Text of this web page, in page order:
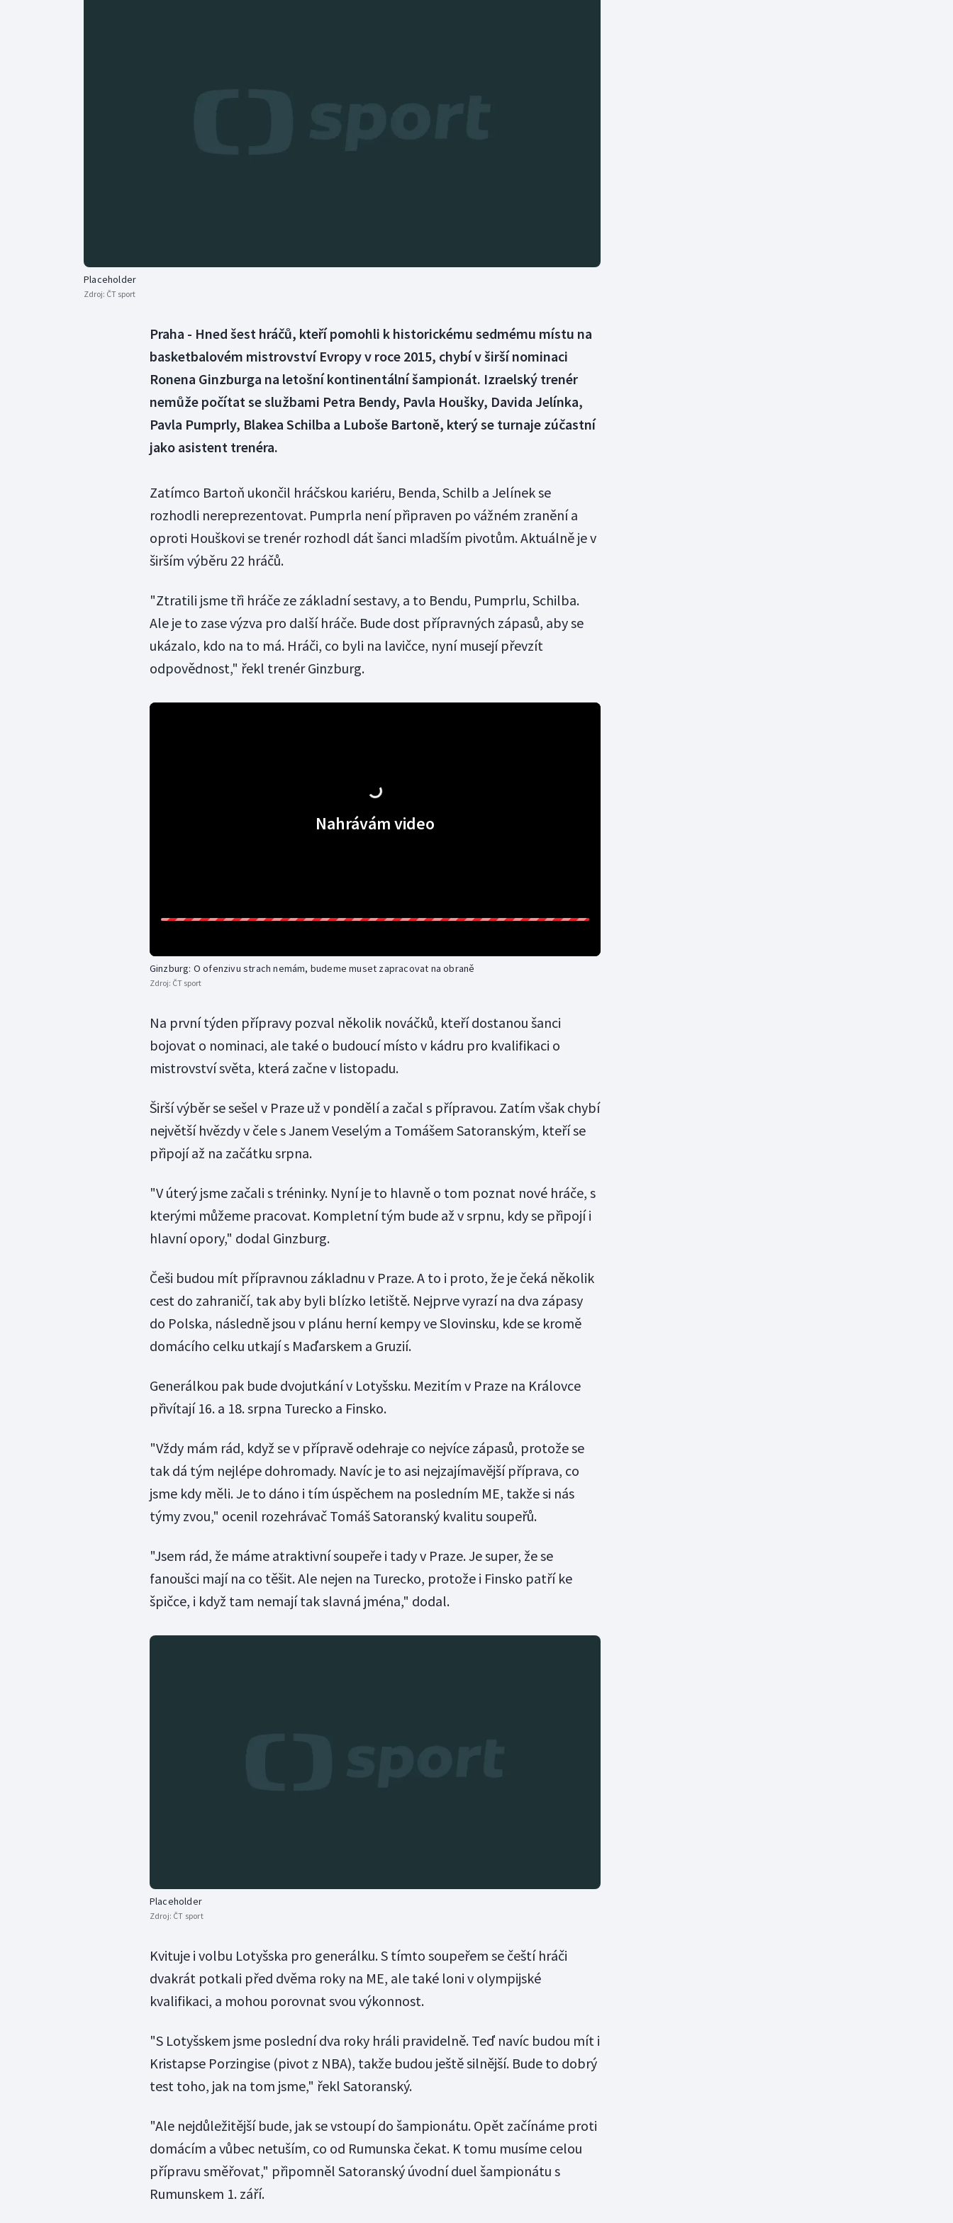
Parasport
Placeholder
Zdroj: ČT sport
Praha - Hned šest hráčů, kteří pomohli k historickému sedmému místu na
basketbalovém mistrovství Evropy v roce 2015, chybí v širší nominaci
Ronena Ginzburga na letošní kontinentální šampionát. Izraelský trenér
nemůže počítat se službami Petra Bendy, Pavla Houšky, Davida Jelínka,
Pavla Pumprly, Blakea Schilba a Luboše Bartoně, který se turnaje zúčastní
jako asistent trenéra.
Zatímco Bartoň ukončil hráčskou kariéru, Benda, Schilb a Jelínek se
rozhodli nereprezentovat. Pumprla není připraven po vážném zranění a
oproti Houškovi se trenér rozhodl dát šanci mladším pivotům. Aktuálně je v
širším výběru 22 hráčů.
"Ztratili jsme tři hráče ze základní sestavy, a to Bendu, Pumprlu, Schilba.
Ale je to zase výzva pro další hráče. Bude dost přípravných zápasů, aby se
ukázalo, kdo na to má. Hráči, co byli na lavičce, nyní musejí převzít
odpovědnost," řekl trenér Ginzburg.
Nahrávám video
Ginzburg: O ofenzivu strach nemám, budeme muset zapracovat na obraně
Zdroj: ČT sport
Na první týden přípravy pozval několik nováčků, kteří dostanou šanci
bojovat o nominaci, ale také o budoucí místo v kádru pro kvalifikaci o
mistrovství světa, která začne v listopadu.
Širší výběr se sešel v Praze už v pondělí a začal s přípravou. Zatím však chybí
největší hvězdy v čele s Janem Veselým a Tomášem Satoranským, kteří se
připojí až na začátku srpna.
"V úterý jsme začali s tréninky. Nyní je to hlavně o tom poznat nové hráče, s
kterými můžeme pracovat. Kompletní tým bude až v srpnu, kdy se připojí i
hlavní opory," dodal Ginzburg.
Češi budou mít přípravnou základnu v Praze. A to i proto, že je čeká několik
cest do zahraničí, tak aby byli blízko letiště. Nejprve vyrazí na dva zápasy
do Polska, následně jsou v plánu herní kempy ve Slovinsku, kde se kromě
domácího celku utkají s Maďarskem a Gruzií.
Generálkou pak bude dvojutkání v Lotyšsku. Mezitím v Praze na Královce
přivítají 16. a 18. srpna Turecko a Finsko.
"Vždy mám rád, když se v přípravě odehraje co nejvíce zápasů, protože se
tak dá tým nejlépe dohromady. Navíc je to asi nejzajímavější příprava, co
jsme kdy měli. Je to dáno i tím úspěchem na posledním ME, takže si nás
týmy zvou," ocenil rozehrávač Tomáš Satoranský kvalitu soupeřů.
"Jsem rád, že máme atraktivní soupeře i tady v Praze. Je super, že se
fanoušci mají na co těšit. Ale nejen na Turecko, protože i Finsko patří ke
špičce, i když tam nemají tak slavná jména," dodal.
Placeholder
Zdroj: ČT sport
Kvituje i volbu Lotyšska pro generálku. S tímto soupeřem se čeští hráči
dvakrát potkali před dvěma roky na ME, ale také loni v olympijské
kvalifikaci, a mohou porovnat svou výkonnost.
"S Lotyšskem jsme poslední dva roky hráli pravidelně. Teď navíc budou mít i
Kristapse Porzingise (pivot z NBA), takže budou ještě silnější. Bude to dobrý
test toho, jak na tom jsme," řekl Satoranský.
"Ale nejdůležitější bude, jak se vstoupí do šampionátu. Opět začínáme proti
domácím a vůbec netuším, co od Rumunska čekat. K tomu musíme celou
přípravu směřovat," připomněl Satoranský úvodní duel šampionátu s
Rumunskem 1. září.